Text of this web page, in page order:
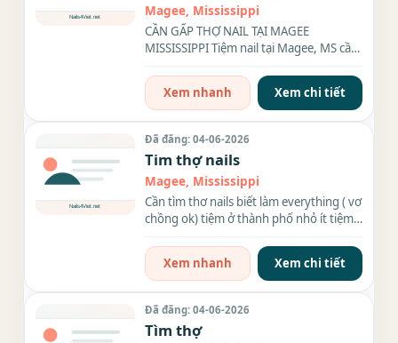
Magee, Mississippi
CẦN GẤP THỢ NAIL TẠI MAGEE
MISSISSIPPI Tiệm nail tại Magee, MS cần
Xem nhanh
Xem chi tiết
Đã đăng: 04-06-2026
Tim thợ nails
Magee, Mississippi
Cần tìm thơ nails biết làm everything ( vơ
chồng ok) tiệm ở thành phố nhỏ ít tiệm
Xem nhanh
Xem chi tiết
Đã đăng: 04-06-2026
Tìm thợ